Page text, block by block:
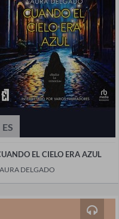
ES
EL CIELO ERA AZUL
DELGADO